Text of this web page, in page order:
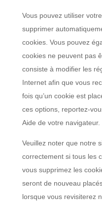
Vous pouvez utiliser
supprimer
cookies. Vous pouvez
cookies ne peuvent pas
consiste à modifier les
Internet afin que vous
fois qu’un cookie est
ces options, reportez-
Aide de votre navigateur.
Veuillez noter que notre
correctement si tous les
vous supprimez les
seront de nouveau
lorsque vous revisiterez